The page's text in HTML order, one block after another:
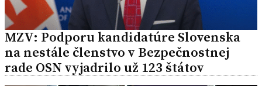
MZV: Podporu kandidatúre Slovenska
na nestále členstvo v Bezpečnostnej
rade OSN vyjadrilo už 123 štátov